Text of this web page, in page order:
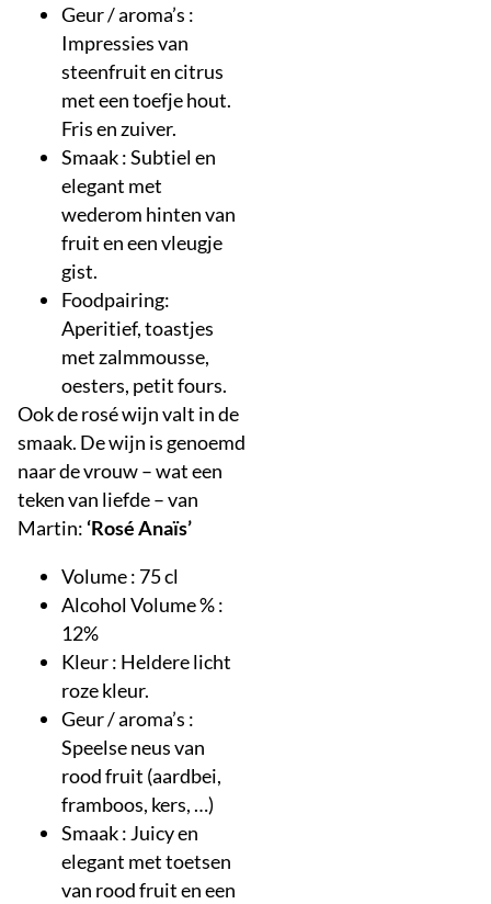
Geur / aroma’s :
Impressies van
steenfruit en citrus
met een toefje hout.
Fris en zuiver.
Smaak : Subtiel en
elegant met
wederom hinten van
fruit en een vleugje
gist.
Foodpairing:
Aperitief, toastjes
met zalmmousse,
oesters, petit fours.
Ook de rosé wijn valt in de
smaak. De wijn is genoemd
naar de vrouw – wat een
teken van liefde – van
Martin: ‘Rosé Anaïs’
Volume : 75 cl
Alcohol Volume % :
12%
Kleur : Heldere licht
roze kleur.
Geur / aroma’s :
Speelse neus van
rood fruit (aardbei,
framboos, kers, …)
Smaak : Juicy en
elegant met toetsen
van rood fruit en een